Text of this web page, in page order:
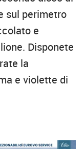
sul perimetro
e
Disponete
la
e violette di